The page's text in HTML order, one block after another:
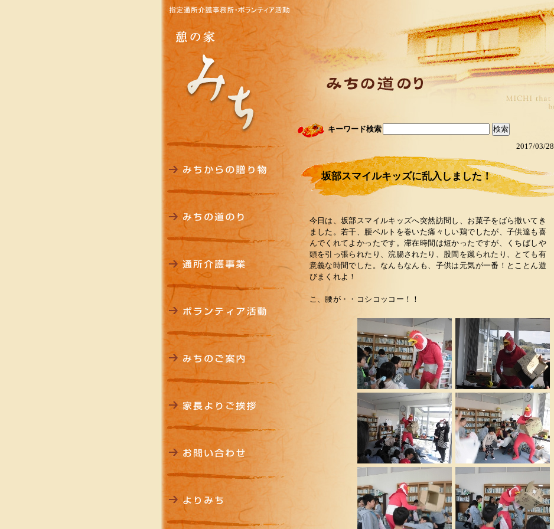
キーワード検索
2017/03/28
坂部スマイルキッズに乱入しました！
今日は、坂部スマイルキッズへ突然訪問し、お菓子をばら撒いてき
ました。若干、腰ベルトを巻いた痛々しい鶏でしたが、子供達も喜
んでくれてよかったです。滞在時間は短かったですが、くちばしや
頭を引っ張られたり、浣腸されたり、股間を蹴られたり、とても有
意義な時間でした。なんもなんも、子供は元気が一番！とことん遊
びまくれよ！
こ、腰が・・コシコッコー！！